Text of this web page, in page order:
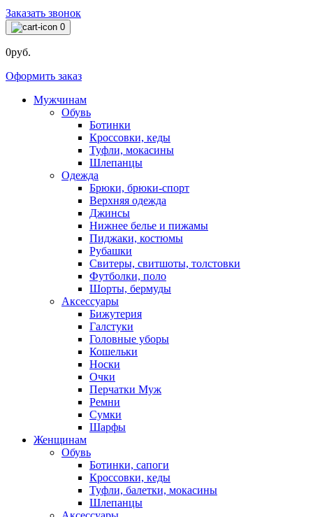
Заказать звонок
0
0руб.
Оформить заказ
Мужчинам
Обувь
Ботинки
Кроссовки, кеды
Туфли, мокасины
Шлепанцы
Одежда
Брюки, брюки-спорт
Верхняя одежда
Джинсы
Нижнее белье и пижамы
Пиджаки, костюмы
Рубашки
Свитеры, свитшоты, толстовки
Футболки, поло
Шорты, бермуды
Аксессуары
Бижутерия
Галстуки
Головные уборы
Кошельки
Носки
Очки
Перчатки Муж
Ремни
Сумки
Шарфы
Женщинам
Обувь
Ботинки, сапоги
Кроссовки, кеды
Туфли, балетки, мокасины
Шлепанцы